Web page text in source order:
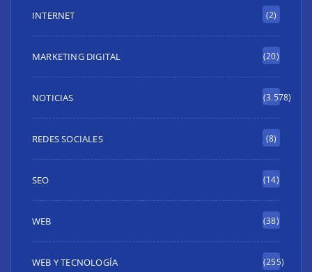
INTERNET (2)
MARKETING DIGITAL (20)
NOTICIAS (3.578)
REDES SOCIALES (8)
SEO (14)
WEB (38)
WEB Y TECNOLOGÍA (255)